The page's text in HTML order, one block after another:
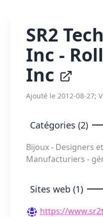
SR2
Inc -
Inc
Ajouté le 2012-08-27;
Catégories (2)
Bijoux - Designers
Manufacturiers -
Sites web (1)
https://